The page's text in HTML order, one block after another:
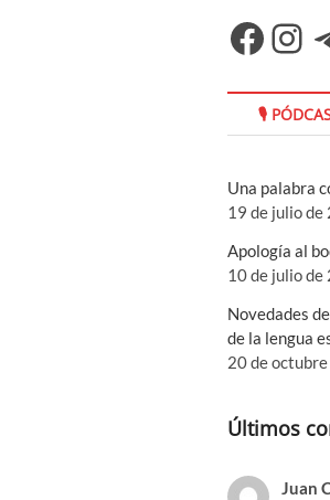
🎙
Una palabra
19 de julio de
Apología al
10 de julio de
Novedades
de la lengua
20 de
Últimos
Juan